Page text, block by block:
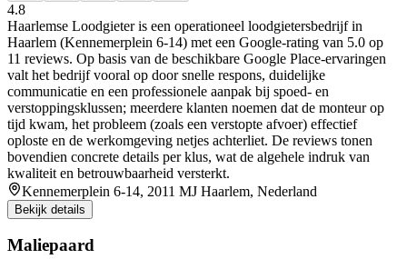
4.8
Haarlemse Loodgieter is een operationeel loodgietersbedrijf in
Haarlem (Kennemerplein 6-14) met een Google-rating van 5.0 op
11 reviews. Op basis van de beschikbare Google Place-ervaringen
valt het bedrijf vooral op door snelle respons, duidelijke
communicatie en een professionele aanpak bij spoed- en
verstoppingsklussen; meerdere klanten noemen dat de monteur op
tijd kwam, het probleem (zoals een verstopte afvoer) effectief
oploste en de werkomgeving netjes achterliet. De reviews tonen
bovendien concrete details per klus, wat de algehele indruk van
kwaliteit en betrouwbaarheid versterkt.
Kennemerplein 6-14, 2011 MJ Haarlem, Nederland
Bekijk details
Maliepaard